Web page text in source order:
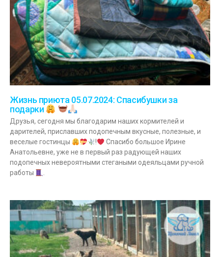
Жизнь приюта 05.07.2024: Спасибушки за
подарки
Друзья, сегодня мы благодарим наших кормителей и
дарителей, приславших подопечным вкусные, полезные, и
веселые гостинцы
!
Спасибо большое Ирине
Анатольевне, уже не в первый раз радующей наших
подопечных невероятными стегаными одеяльцами ручной
работы
.